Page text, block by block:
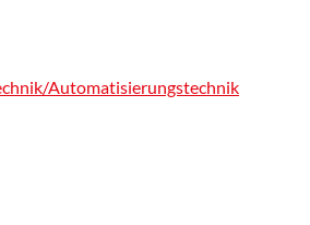
Automatisierungstechnik